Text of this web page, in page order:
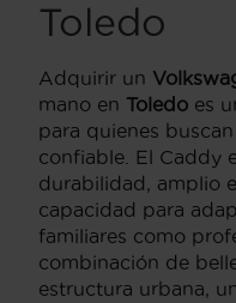
Toledo
Adquirir un
mano en Toledo es
para quienes
confiable. El Caddy
durabilidad, amplio
capacidad para
familiares como
combinación de
estructura urbana,